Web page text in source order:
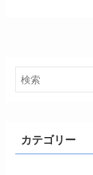
カテゴリー